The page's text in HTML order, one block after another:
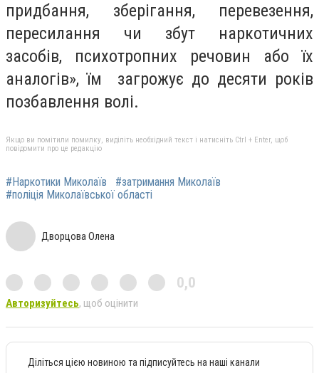
придбання, зберігання, перевезення,
пересилання чи збут наркотичних
засобів, психотропних речовин або їх
аналогів», їм загрожує до десяти років
позбавлення волі.
Якщо ви помітили помилку, виділіть необхідний текст і натисніть Ctrl + Enter, щоб
повідомити про це редакцію
#Наркотики Миколаїв
#затримання Миколаїв
#поліція Миколаївської області
Дворцова Олена
0,0
Авторизуйтесь, щоб оцінити
Діліться цією новиною та підписуйтесь на наші канали